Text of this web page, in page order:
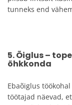
tunneks end
5. Õiglus –
õhkkonda
Ebaõiglus
töötajad näevad,